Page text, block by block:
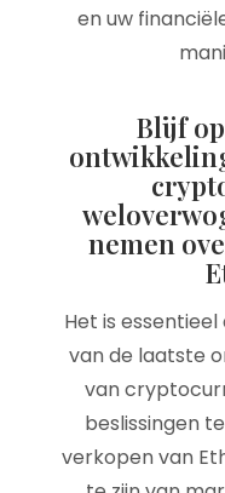
en uw
Blijf
nemen
Het is
van de laatste
van
beslissingen
verkopen van